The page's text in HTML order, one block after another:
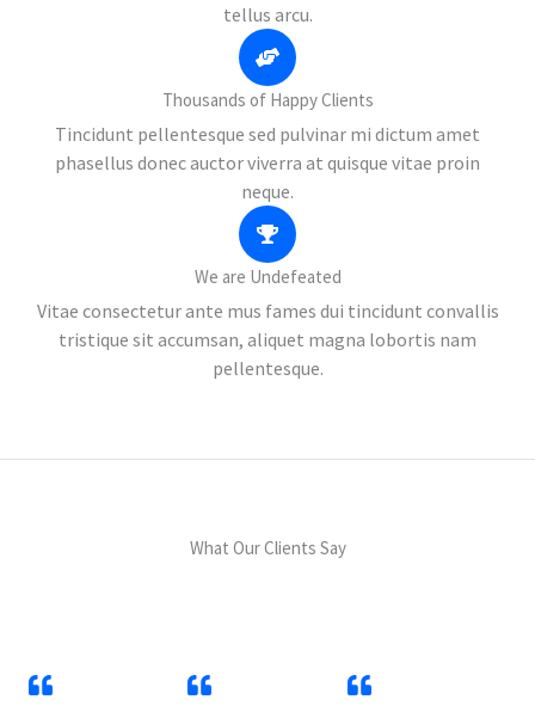
tellus arcu.
Thousands of Happy Clients
Tincidunt pellentesque sed pulvinar mi dictum amet
phasellus donec auctor viverra at quisque vitae proin
neque.
We are Undefeated
Vitae consectetur ante mus fames dui tincidunt convallis
tristique sit accumsan, aliquet magna lobortis nam
pellentesque.
What Our Clients Say